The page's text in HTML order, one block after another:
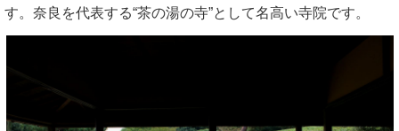
す。奈良を代表する“茶の湯の寺”として名高い寺院です。